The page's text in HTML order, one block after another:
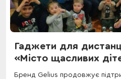
Гаджети для
«Місто щасливих
Бренд Gelius продовжує